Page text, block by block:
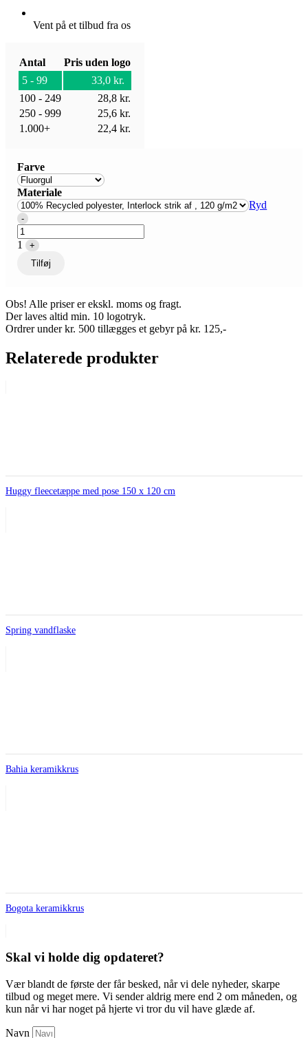
Vent på et tilbud fra os
Antal
Pris uden logo
5 - 99
33,0 kr.
100 - 249
28,8 kr.
250 - 999
25,6 kr.
1.000+
22,4 kr.
Farve
Materiale
Ryd
Quantity
-
1
+
Tilføj
Obs! Alle priser er ekskl. moms og fragt.
Der laves altid min. 10 logotryk.
Ordrer under kr. 500 tillægges et gebyr på kr. 125,-
Relaterede produkter
Huggy fleecetæppe med pose 150 x 120 cm
Spring vandflaske
Bahia keramikkrus
Bogota keramikkrus
Skal vi holde dig opdateret?
Vær blandt de første der får besked, når vi dele nyheder, skarpe
tilbud og meget mere. Vi sender aldrig mere end 2 om måneden, og
kun når vi har noget på hjerte vi tror du vil have glæde af.
Navn